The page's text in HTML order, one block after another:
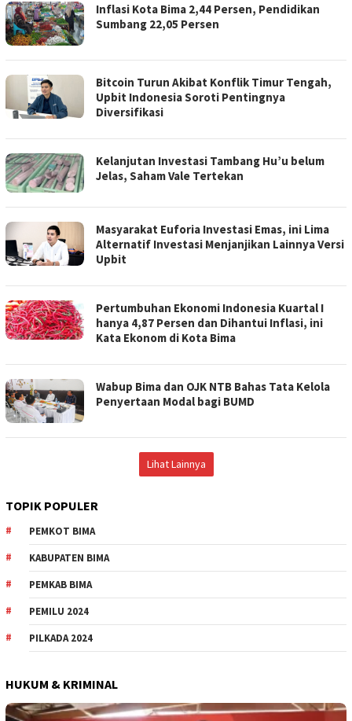
Inflasi Kota Bima 2,44 Persen, Pendidikan
Sumbang 22,05 Persen
Bitcoin Turun Akibat Konflik Timur Tengah,
Upbit Indonesia Soroti Pentingnya
Diversifikasi
Kelanjutan Investasi Tambang Hu’u belum
Jelas, Saham Vale Tertekan
Masyarakat Euforia Investasi Emas, ini Lima
Alternatif Investasi Menjanjikan Lainnya Versi
Upbit
Pertumbuhan Ekonomi Indonesia Kuartal I
hanya 4,87 Persen dan Dihantui Inflasi, ini
Kata Ekonom di Kota Bima
Wabup Bima dan OJK NTB Bahas Tata Kelola
Penyertaan Modal bagi BUMD
Lihat Lainnya
TOPIK POPULER
PEMKOT BIMA
KABUPATEN BIMA
PEMKAB BIMA
PEMILU 2024
PILKADA 2024
HUKUM & KRIMINAL